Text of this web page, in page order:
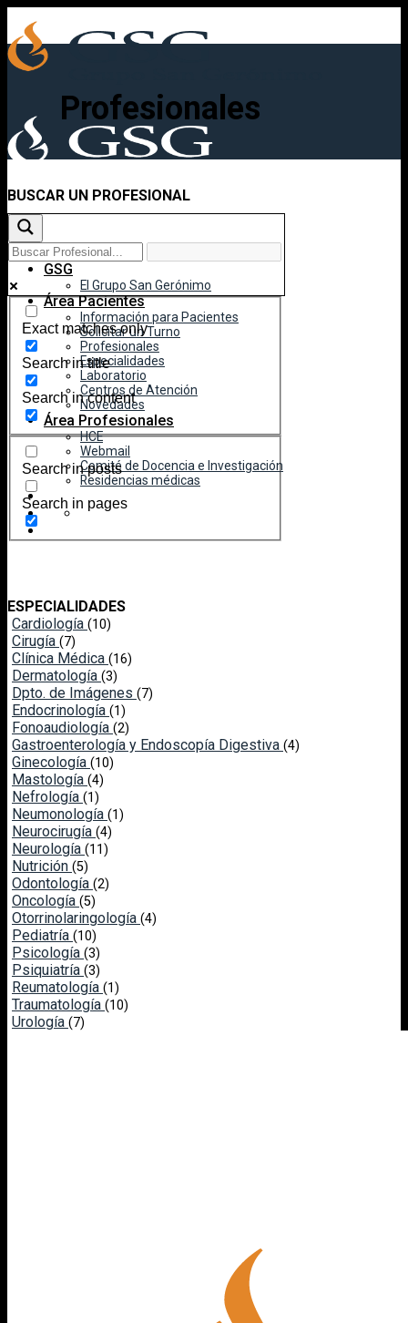
content
Inicio
GSG
El Grupo San Gerónimo
Área Pacientes
Información para Pacientes
Solicitar un Turno
Profesionales
Especialidades
Laboratorio
Centros de Atención
Novedades
Área Profesionales
HCE
Webmail
Comité de Docencia e Investigación
Residencias médicas
Profesionales
BUSCAR UN PROFESIONAL
Exact matches only
Search in title
Search in content
Search in posts
Search in pages
ESPECIALIDADES
Cardiología (10)
Cirugía (7)
Clínica Médica (16)
Dermatología (3)
Dpto. de Imágenes (7)
Endocrinología (1)
Fonoaudiología (2)
Gastroenterología y Endoscopía Digestiva (4)
Ginecología (10)
Mastología (4)
Nefrología (1)
Neumonología (1)
Neurocirugía (4)
Neurología (11)
Nutrición (5)
Odontología (2)
Oncología (5)
Otorrinolaringología (4)
Pediatría (10)
Psicología (3)
Psiquiatría (3)
Reumatología (1)
Traumatología (10)
Urología (7)